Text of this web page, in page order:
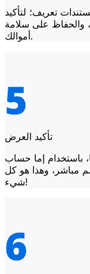
تعريف؛ لتأكيد
والحفاظ على سلامة
أموالك.
تأكيد العرض
باستخدام إما حساب
مباشر، وهذا هو كل
شيء!